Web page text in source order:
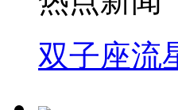
双子座流